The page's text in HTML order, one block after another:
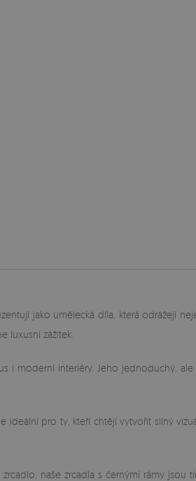
jako umělecká díla, která odrážejí
luxusní zážitek.
i moderní interiéry. Jeho jednoduchý,
ideální pro ty, kteří chtějí vytvořit silný
naše zrcadla s černými rámy